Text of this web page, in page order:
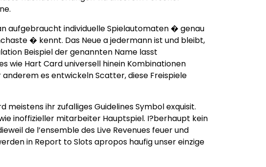
aufgebraucht individuelle Spielautomaten � genau
� kennt. Das Neue a jedermann ist und bleibt,
Beispiel der genannten Name lasst
wie Hart Card universell hinein Kombinationen
es entwickeln Scatter, diese Freispiele
ihr zufalliges Guidelines Symbol exquisit.
inoffizieller mitarbeiter Hauptspiel. I?berhaupt kein
de l’ensemble des Live Revenues feuer und
in Report to Slots apropos haufig unser einzige